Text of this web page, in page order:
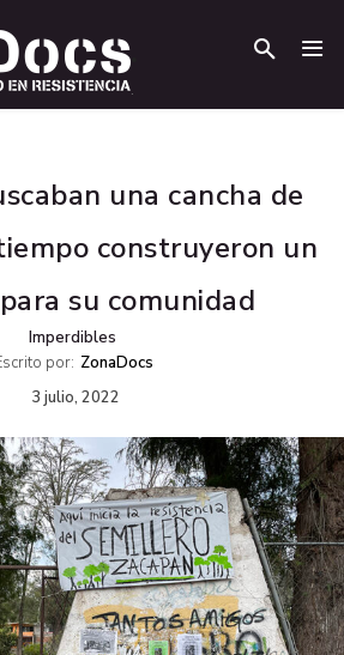
una cancha de
construyeron un
su comunidad
Imperdibles
por: ZonaDocs
3 julio, 2022